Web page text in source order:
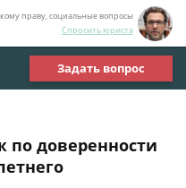
праву, социальные вопросы
Спросить юриста
Задать вопрос
по доверенности